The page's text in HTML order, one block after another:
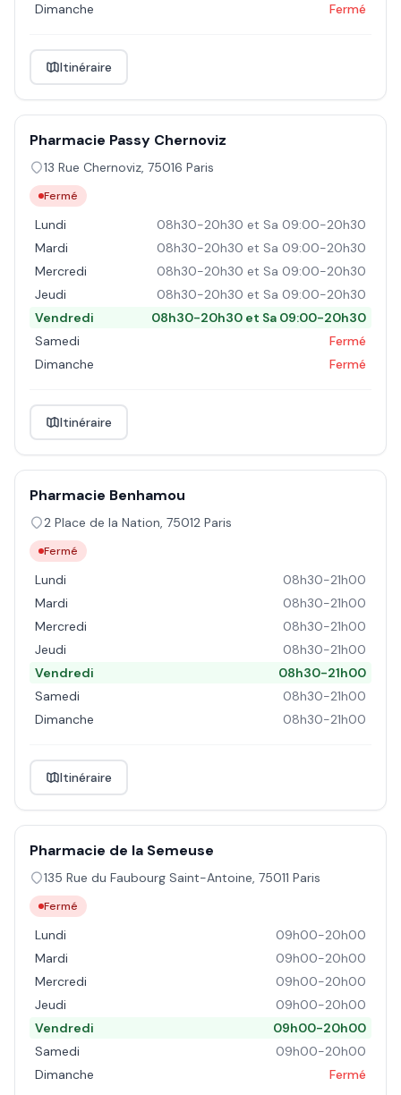
Dimanche
Fermé
Itinéraire
Pharmacie Passy Chernoviz
13 Rue Chernoviz, 75016 Paris
Fermé
Lundi
08h30-20h30 et Sa 09:00-20h30
Mardi
08h30-20h30 et Sa 09:00-20h30
Mercredi
08h30-20h30 et Sa 09:00-20h30
Jeudi
08h30-20h30 et Sa 09:00-20h30
Vendredi
08h30-20h30 et Sa 09:00-20h30
Samedi
Fermé
Dimanche
Fermé
Itinéraire
Pharmacie Benhamou
2 Place de la Nation, 75012 Paris
Fermé
Lundi
08h30-21h00
Mardi
08h30-21h00
Mercredi
08h30-21h00
Jeudi
08h30-21h00
Vendredi
08h30-21h00
Samedi
08h30-21h00
Dimanche
08h30-21h00
Itinéraire
Pharmacie de la Semeuse
135 Rue du Faubourg Saint-Antoine, 75011 Paris
Fermé
Lundi
09h00-20h00
Mardi
09h00-20h00
Mercredi
09h00-20h00
Jeudi
09h00-20h00
Vendredi
09h00-20h00
Samedi
09h00-20h00
Dimanche
Fermé